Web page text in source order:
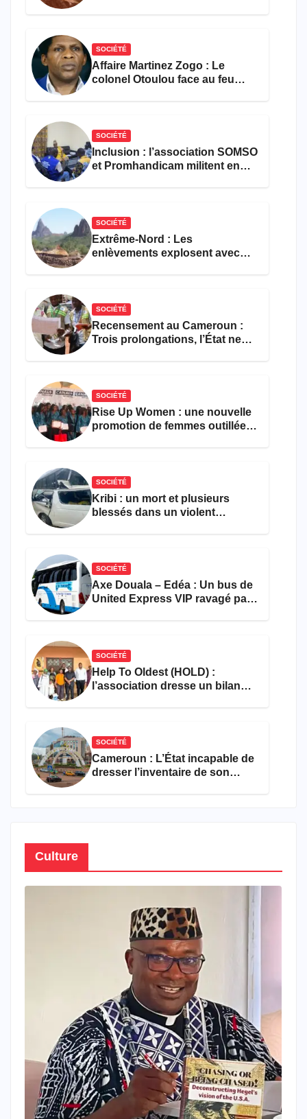
SOCIÉTÉ
Affaire Martinez Zogo : Le
colonel Otoulou face au feu
SOCIÉTÉ
Inclusion : l’association SOMSO
et Promhandicam militent en
SOCIÉTÉ
Extrême-Nord : Les
enlèvements explosent avec
SOCIÉTÉ
Recensement au Cameroun :
Trois prolongations, l’État ne
SOCIÉTÉ
Rise Up Women : une nouvelle
promotion de femmes outillées
SOCIÉTÉ
Kribi : un mort et plusieurs
blessés dans un violent
SOCIÉTÉ
Axe Douala – Edéa : Un bus de
United Express VIP ravagé par
SOCIÉTÉ
Help To Oldest (HOLD) :
l’association dresse un bilan
SOCIÉTÉ
Cameroun : L’État incapable de
dresser l’inventaire de son
Culture